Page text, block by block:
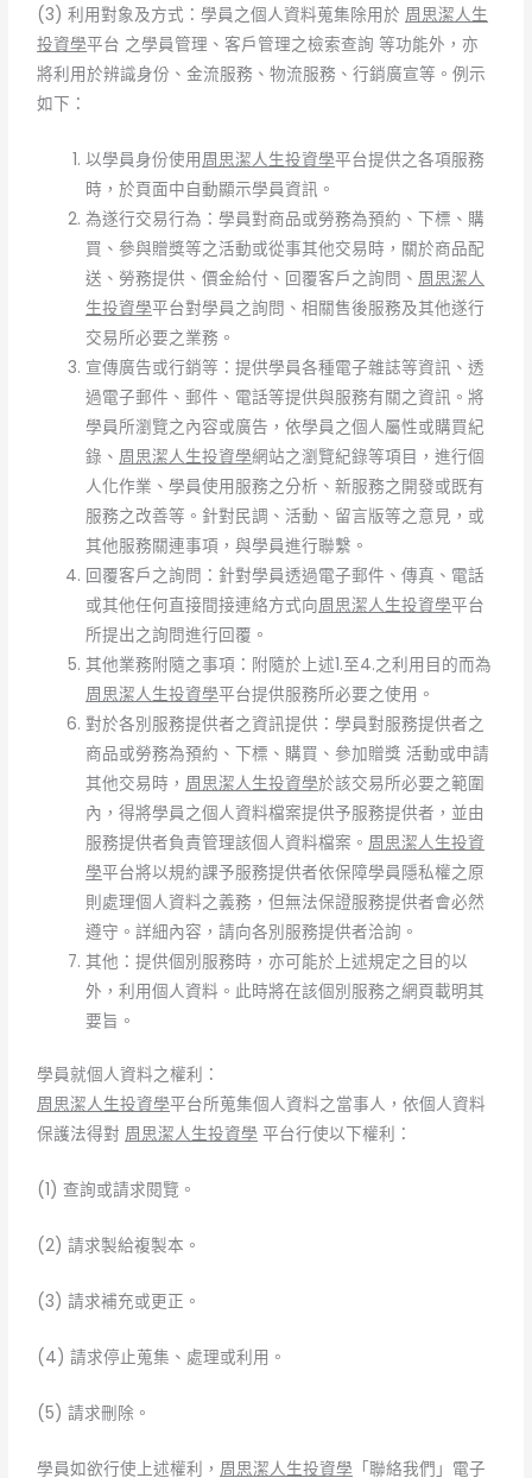
(3) 利用對象及方式：學員之個人資料蒐集除用於 周思潔人生
投資學平台 之學員管理、客戶管理之檢索查詢 等功能外，亦
將利用於辨識身份、金流服務、物流服務、行銷廣宣等。例示
如下：
以學員身份使用周思潔人生投資學平台提供之各項服務
時，於頁面中自動顯示學員資訊。
為遂行交易行為：學員對商品或勞務為預約、下標、購
買、參與贈獎等之活動或從事其他交易時，關於商品配
送、勞務提供、價金給付、回覆客戶之詢問、 周思潔人
生投資學平台對學員之詢問、相關售後服務及其他遂行
交易所必要之業務。
宣傳廣告或行銷等：提供學員各種電子雜誌等資訊、透
過電子郵件、郵件、電話等提供與服務有關之資訊。將
學員所瀏覽之內容或廣告，依學員之個人屬性或購買紀
錄、 周思潔人生投資學網站之瀏覽紀錄等項目，進行個
人化作業、學員使用服務之分析、新服務之開發或既有
服務之改善等。針對民調、活動、留言版等之意見，或
其他服務關連事項，與學員進行聯繫。
回覆客戶之詢問：針對學員透過電子郵件、傳真、電話
或其他任何直接間接連絡方式向周思潔人生投資學平台
所提出之詢問進行回覆。
其他業務附隨之事項：附隨於上述1.至4.之利用目的而為
周思潔人生投資學平台提供服務所必要之使用。
對於各別服務提供者之資訊提供：學員對服務提供者之
商品或勞務為預約、下標、購買、參加贈獎 活動或申請
其他交易時， 周思潔人生投資學於該交易所必要之範圍
內，得將學員之個人資料檔案提供予服務提供者，並由
服務提供者負責管理該個人資料檔案。 周思潔人生投資
學平台將以規約課予服務提供者依保障學員隱私權之原
則處理個人資料之義務，但無法保證服務提供者會必然
遵守。詳細內容，請向各別服務提供者洽詢。
其他：提供個別服務時，亦可能於上述規定之目的以
外，利用個人資料。此時將在該個別服務之網頁載明其
要旨。
學員就個人資料之權利：
周思潔人生投資學平台所蒐集個人資料之當事人，依個人資料
保護法得對 周思潔人生投資學 平台行使以下權利：
(1) 查詢或請求閱覽。
(2) 請求製給複製本。
(3) 請求補充或更正。
(4) 請求停止蒐集、處理或利用。
(5) 請求刪除。
學員如欲行使上述權利， 周思潔人生投資學 「聯絡我們」電子